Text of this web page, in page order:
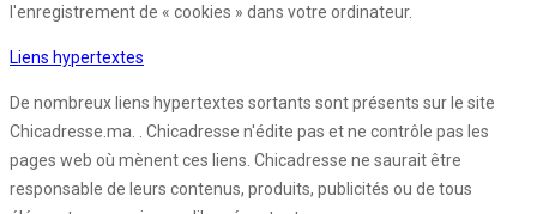
l'enregistrement de « cookies » dans votre ordinateur.
Liens hypertextes
De nombreux liens hypertextes sortants sont présents sur le site
Chicadresse.ma. . Chicadresse n'édite pas et ne contrôle pas les
pages web où mènent ces liens. Chicadresse ne saurait être
responsable de leurs contenus, produits, publicités ou de tous